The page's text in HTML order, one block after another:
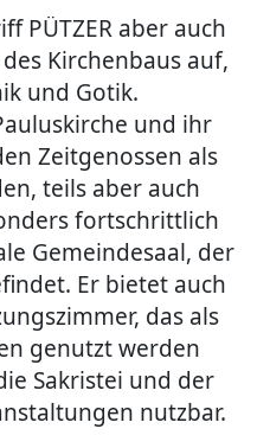
PÜTZER aber auch
Kirchenbaus auf,
und Gotik.
und ihr
Zeitgenossen als
teils aber auch
fortschrittlich
Gemeindesaal, der
Er bietet auch
das als
genutzt werden
Sakristei und der
nutzbar.